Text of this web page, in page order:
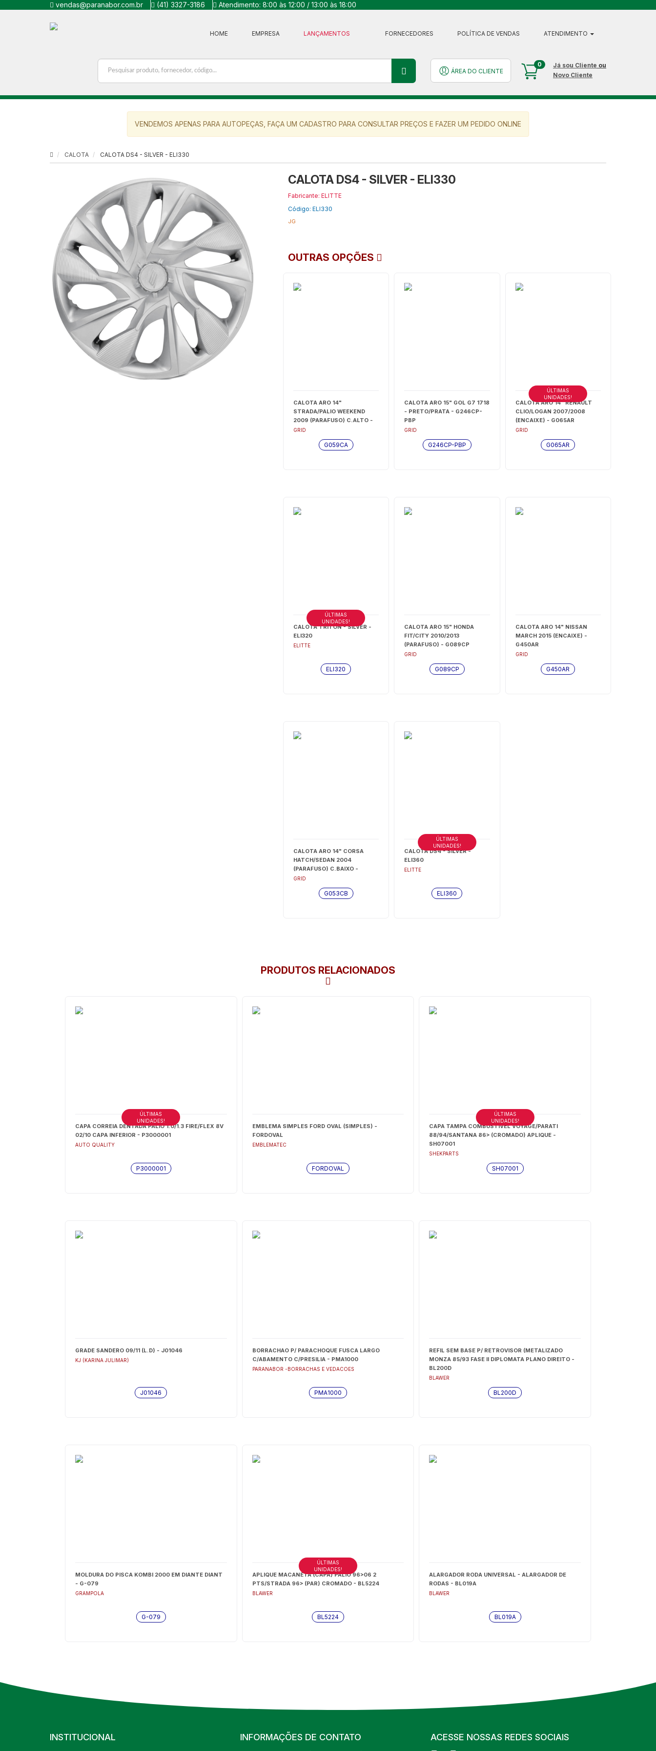
vendas@paranabor.com.br (41) 3327-3186 Atendimento: 8:00 às 12:00 / 13:00 às 18:00
HOME EMPRESA LANÇAMENTOS FORNECEDORES POLÍTICA DE VENDAS ATENDIMENTO
ÁREA DO CLIENTE
0 Já sou Cliente ou
Novo Cliente
VENDEMOS APENAS PARA AUTOPEÇAS, FAÇA UM CADASTRO PARA CONSULTAR PREÇOS E FAZER UM PEDIDO ONLINE
CALOTA CALOTA DS4 - SILVER - ELI330
CALOTA DS4 - SILVER - ELI330
Fabricante: ELITTE
Código: ELI330
JG
OUTRAS OPÇÕES
CALOTA ARO 14"
STRADA/PALIO WEEKEND
2009 (PARAFUSO) C.ALTO -
G059CA
GRID
G059CA
CALOTA ARO 15" GOL G7 1718
- PRETO/PRATA - G246CP-
PBP
GRID
G246CP-PBP
CALOTA ARO 14" RENAULT
CLIO/LOGAN 2007/2008
(ENCAIXE) - G065AR
GRID
ÚLTIMAS
UNIDADES!
G065AR
CALOTA TRITON - SILVER -
ELI320
ELITTE
ÚLTIMAS
UNIDADES!
ELI320
CALOTA ARO 15" HONDA
FIT/CITY 2010/2013
(PARAFUSO) - G089CP
GRID
G089CP
CALOTA ARO 14" NISSAN
MARCH 2015 (ENCAIXE) -
G450AR
GRID
G450AR
CALOTA ARO 14" CORSA
HATCH/SEDAN 2004
(PARAFUSO) C.BAIXO -
G053CB
GRID
G053CB
CALOTA DS4 - SILVER -
ELI360
ELITTE
ÚLTIMAS
UNIDADES!
ELI360
PRODUTOS RELACIONADOS
CAPA CORREIA DENTADA PALIO 1.0/1.3 FIRE/FLEX 8V
02/10 CAPA INFERIOR - P3000001
AUTO QUALITY
ÚLTIMAS
UNIDADES!
P3000001
EMBLEMA SIMPLES FORD OVAL (SIMPLES) -
FORDOVAL
EMBLEMATEC
FORDOVAL
CAPA TAMPA COMBUSTIVEL VOYAGE/PARATI
88/94/SANTANA 86> (CROMADO) APLIQUE -
SH07001
SHEKPARTS
ÚLTIMAS
UNIDADES!
SH07001
GRADE SANDERO 09/11 (L.D) - J01046
KJ (KARINA JULIMAR)
J01046
BORRACHAO P/ PARACHOQUE FUSCA LARGO
C/ABAMENTO C/PRESILIA - PMA1000
PARANABOR -BORRACHAS E VEDACOES
PMA1000
REFIL SEM BASE P/ RETROVISOR (METALIZADO
MONZA 85/93 FASE II DIPLOMATA PLANO DIREITO -
BL200D
BLAWER
BL200D
MOLDURA DO PISCA KOMBI 2000 EM DIANTE DIANT
- G-079
GRAMPOLA
G-079
APLIQUE MACANETA (CAPA) PALIO 96>06 2
PTS/STRADA 96> (PAR) CROMADO - BL5224
BLAWER
ÚLTIMAS
UNIDADES!
BL5224
ALARGADOR RODA UNIVERSAL - ALARGADOR DE
RODAS - BL019A
BLAWER
BL019A
INSTITUCIONAL INFORMAÇÕES DE CONTATO ACESSE NOSSAS REDES SOCIAIS